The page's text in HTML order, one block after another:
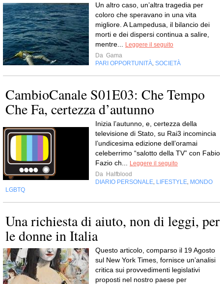
Un altro caso, un’altra tragedia per
coloro che speravano in una vita
migliore. A Lampedusa, il bilancio dei
morti e dei dispersi continua a salire,
mentre...
Leggere il seguito
Da Gama
PARI OPPORTUNITÀ SOCIETÀ
CambioCanale S01E03: Che Tempo
Che Fa, certezza d’autunno
Inizia l’autunno, e, certezza della
televisione di Stato, su Rai3 incomincia
l’undicesima edizione dell’oramai
celeberrimo “salotto della TV” con Fabio
Fazio ch...
Leggere il seguito
Da Halfblood
DIARIO PERSONALE LIFESTYLE MONDO
LGBTQ
Una richiesta di aiuto, non di leggi, per
le donne in Italia
Questo articolo, comparso il 19 Agosto
sul New York Times, fornisce un’analisi
critica sui provvedimenti legislativi
proposti nel nostro paese per